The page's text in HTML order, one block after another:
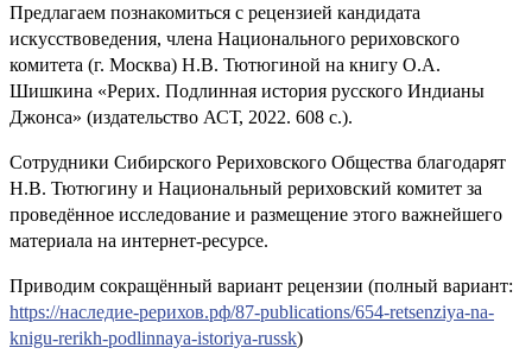
Предлагаем познакомиться с рецензией кандидата
искусствоведения, члена Национального рериховского
комитета (г. Москва) Н.В. Тютюгиной на книгу О.А.
Шишкина «Рерих. Подлинная история русского Индианы
Джонса» (издательство АСТ, 2022. 608 с.).
Сотрудники Сибирского Рериховского Общества благодарят
Н.В. Тютюгину и Национальный рериховский комитет за
проведённое исследование и размещение этого важнейшего
материала на интернет-ресурсе.
Приводим сокращённый вариант рецензии (полный вариант:
https://наследие-рерихов.рф/87-publications/654-retsenziya-na-
knigu-rerikh-podlinnaya-istoriya-russk)